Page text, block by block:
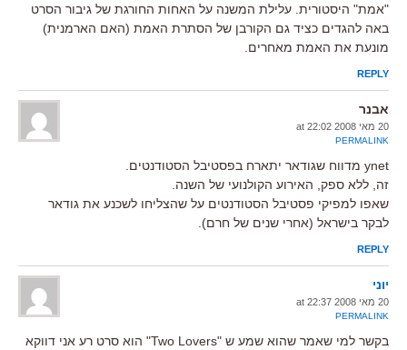
"אמת" היסטורית. עלילת המשנה על האחות החורגת של גיבור הסרט
באה להגדים כציד גם הקורבן של הסתרת האמת (האם הארמנית)
מונעת את האמת מאחרים.
REPLY
אבנר
20 מאי 2008 at 22:02
PERMALINK
ynet מדווח שגודאר יתארח בפסטיבל הסטודנטים.
זה, ללא ספק, האירוע הקולנועי של השנה.
שאפו למפיקי פסטיבל הסטודנטים על שהצליחו לשכנע את גודאר
לבקר בישראל (אחרי שנים של חרם).
REPLY
יוני
20 מאי 2008 at 22:37
PERMALINK
בקשר למי שאמר שהוא שמע ש "Two Lovers" הוא סרט רע אני דווקא